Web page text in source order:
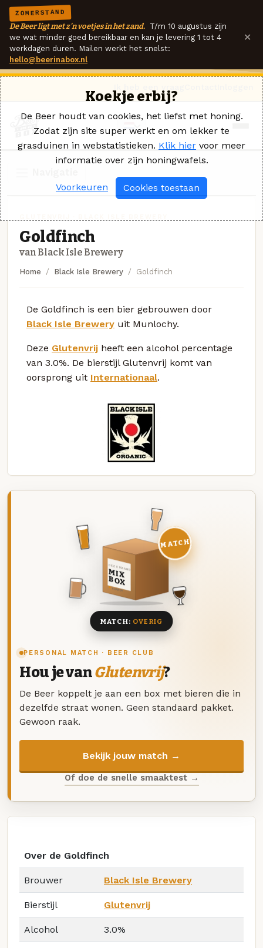
ZOMERSTAND
De Beer ligt met z'n voetjes in het zand. T/m 10 augustus zijn
we wat minder goed bereikbaar en kan je levering 1 tot 4
werkdagen duren. Mailen werkt het snelst:
hello@beerinabox.nl
×
Goldfinch
van Black Isle Brewery
Home Black Isle Brewery Goldfinch
De Goldfinch is een bier gebrouwen door
Black Isle Brewery uit Munlochy.
Deze Glutenvrij heeft een alcohol percentage
van 3.0%. De bierstijl Glutenvrij komt van
oorsprong uit Internationaal.
PERSONAL MATCH · BEER CLUB
Hou je vanGlutenvrij?
De Beer koppelt je aan een box met bieren die in
dezelfde straat wonen. Geen standaard pakket.
Gewoon raak.
Bekijk jouw match →
Of doe de snelle smaaktest →
DEZE MAAND
MIX
BOX
8 BIEREN
MATCH
MATCH: OVERIG
Over de Goldfinch
Brouwer Black Isle Brewery
Bierstijl Glutenvrij
Alcohol 3.0%
Koekje erbij?
De Beer houdt van cookies, het liefst met honing.
Zodat zijn site super werkt en om lekker te
grasduinen in webstatistieken. Klik hier voor meer
informatie over zijn honingwafels.
Voorkeuren Cookies toestaan